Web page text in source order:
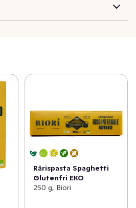
Rårispasta Spaghetti
Glutenfri EKO
250 g, Biori